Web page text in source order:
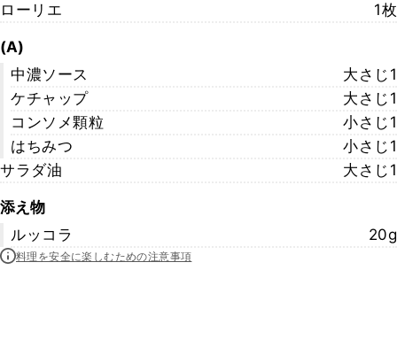
ローリエ
1枚
(A)
中濃ソース
大さじ1
ケチャップ
大さじ1
コンソメ顆粒
小さじ1
はちみつ
小さじ1
サラダ油
大さじ1
添え物
ルッコラ
20g
料理を安全に楽しむための注意事項